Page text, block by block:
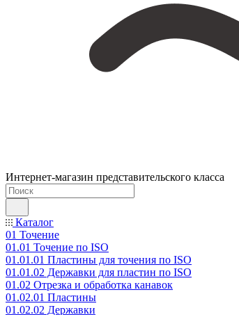
Интернет-магазин представительского класса
Каталог
01 Точение
01.01 Точение по ISO
01.01.01 Пластины для точения по ISO
01.01.02 Державки для пластин по ISO
01.02 Отрезка и обработка канавок
01.02.01 Пластины
01.02.02 Державки